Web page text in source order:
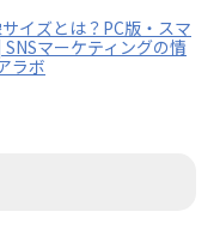
イズとは？PC版・スマ
マーケティングの情
ラボ